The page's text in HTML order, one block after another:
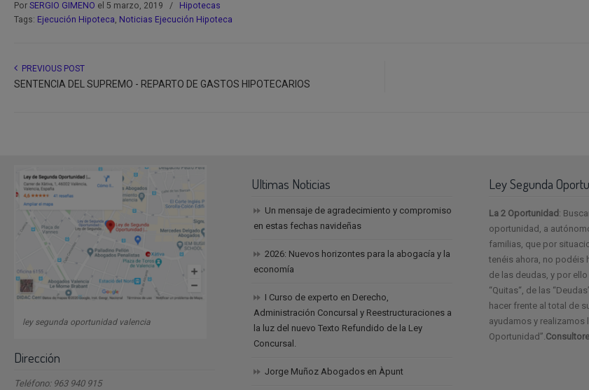
Por SERGIO GIMENO el 5 marzo, 2019 /
Hipotecas
Tags: Ejecución Hipoteca, Noticias Ejecución Hipoteca
PREVIOUS POST
SENTENCIA DEL SUPREMO - REPARTO DE GASTOS HIPOTECARIOS
ley segunda oportunidad valencia
Dirección
Teléfono: 963 940 915
Ultimas Noticias
Un mensaje de agradecimiento y compromiso
en estas fechas navideñas
2026: Nuevos horizontes para la abogacía y la
economía
I Curso de experto en Derecho,
Administración Concursal y Reestructuraciones a
la luz del nuevo Texto Refundido de la Ley
Concursal.
Jorge Muñoz Abogados en Àpunt
Ley Segunda
La 2 Oportunidad :
oportunidad, a
familias, que por
tenéis ahora, no podéis
de las deudas, y por
“Quitas“, de las
hacer frente al total de
ayudamos y realizamos
Oportunidad”.